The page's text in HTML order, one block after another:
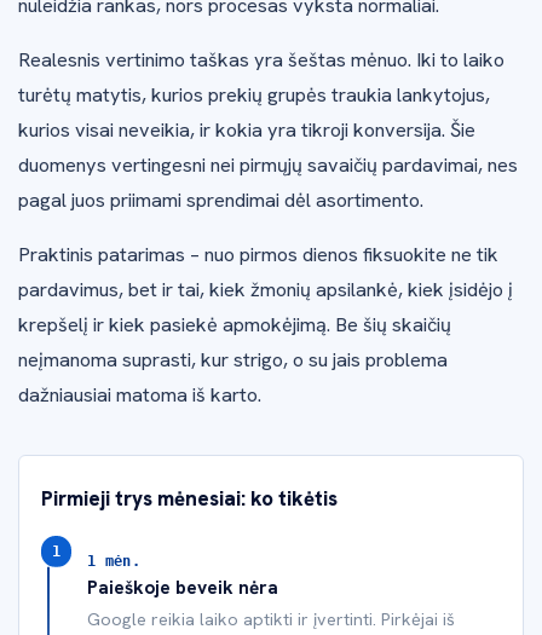
nuleidžia rankas, nors procesas vyksta normaliai.
Realesnis vertinimo taškas yra šeštas mėnuo. Iki to laiko
turėtų matytis, kurios prekių grupės traukia lankytojus,
kurios visai neveikia, ir kokia yra tikroji konversija. Šie
duomenys vertingesni nei pirmųjų savaičių pardavimai, nes
pagal juos priimami sprendimai dėl asortimento.
Praktinis patarimas – nuo pirmos dienos fiksuokite ne tik
pardavimus, bet ir tai, kiek žmonių apsilankė, kiek įsidėjo į
krepšelį ir kiek pasiekė apmokėjimą. Be šių skaičių
neįmanoma suprasti, kur strigo, o su jais problema
dažniausiai matoma iš karto.
Pirmieji trys mėnesiai: ko tikėtis
1 mėn.
Paieškoje beveik nėra
Google reikia laiko aptikti ir įvertinti. Pirkėjai iš